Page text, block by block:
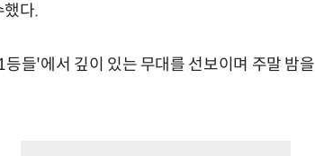
다.
들'에서 깊이 있는 무대를 선보이며 주말 밤을